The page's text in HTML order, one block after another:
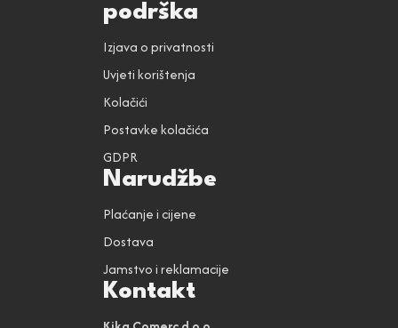
podrška
Izjava o privatnosti
Uvjeti korištenja
Kolačići
Postavke kolačića
GDPR
Narudžbe
Plaćanje i cijene
Dostava
Jamstvo i reklamacije
Kontakt